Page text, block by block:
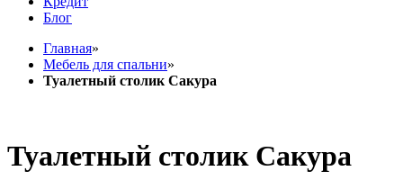
Блог
Главная»
Мебель для спальни»
Туалетный столик Сакура
Туалетный столик Сакура